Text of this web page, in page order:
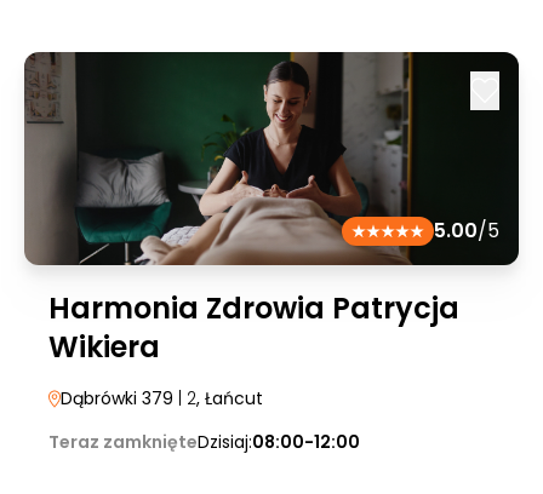
5.00/5
Harmonia Zdrowia Patrycja
Wikiera
Dąbrówki 379 | 2, Łańcut
Teraz zamknięteDzisiaj:08:00-12:00